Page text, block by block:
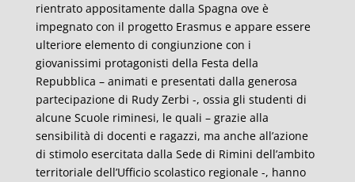
rientrato appositamente dalla Spagna ove è
impegnato con il progetto Erasmus e appare essere
ulteriore elemento di congiunzione con i
giovanissimi protagonisti della Festa della
Repubblica – animati e presentati dalla generosa
partecipazione di Rudy Zerbi -, ossia gli studenti di
alcune Scuole riminesi, le quali – grazie alla
sensibilità di docenti e ragazzi, ma anche all’azione
di stimolo esercitata dalla Sede di Rimini dell’ambito
territoriale dell’Ufficio scolastico regionale -, hanno